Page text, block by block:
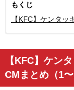
もくじ
【KFC】ケンタ
【KFC】ケン
CMまとめ（1〜